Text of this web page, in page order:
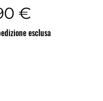
€
esclusa